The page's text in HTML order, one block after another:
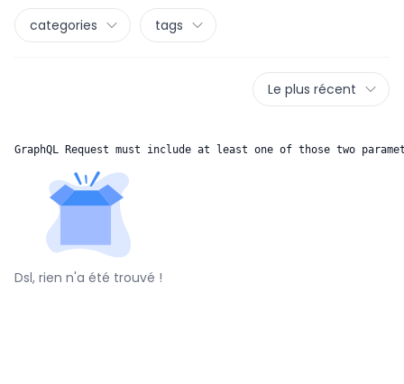
categories tags
Le plus récent
GraphQL Request must include at least one of those two
Dsl, rien n'a été trouvé !